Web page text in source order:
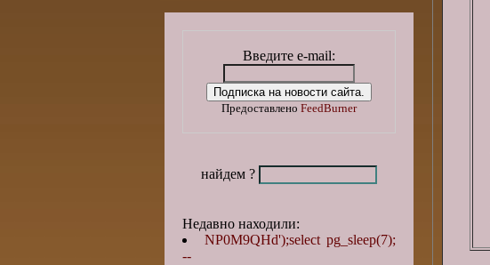
Введите e-mail:
Предоставлено FeedBurner
найдем ?
Недавно находили:
NP0M9QHd');select pg_sleep(7);
--